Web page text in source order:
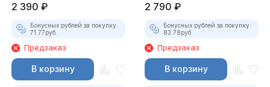
2 390 ₽
Бонусных рублей за покупку:
71.77руб.
Предзаказ
В корзину
2 790 ₽
Бонусных рублей за покупку:
83.78руб.
Предзаказ
В корзину